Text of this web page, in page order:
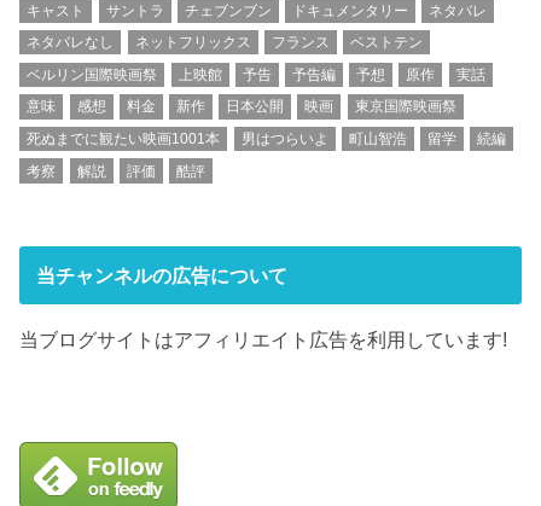
キャスト
サントラ チェブンブン ドキュメンタリー
ネタバレ
ネタバレなし
ネットフリックス フランス
ベストテン
ベルリン国際映画祭
上映館 予告 予告編 予想 原作
実話
意味
感想 料金 新作 日本公開 映画
東京国際映画祭
死ぬまでに観たい映画1001本
男はつらいよ 町山智浩 留学
続編
考察
解説 評価 酷評
当チャンネルの広告について
当ブログサイトはアフィリエイト広告を利用しています!